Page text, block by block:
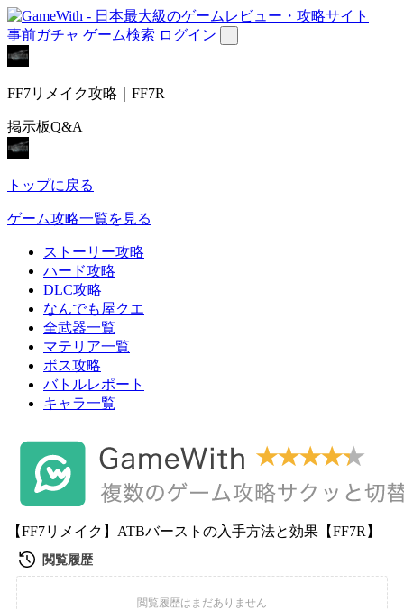
事前ガチャ ゲーム検索 ログイン
FF7リメイク攻略｜FF7R
掲示板Q&A
トップに戻る
ゲーム攻略一覧を見る
ストーリー攻略
ハード攻略
DLC攻略
なんでも屋クエ
全武器一覧
マテリア一覧
ボス攻略
バトルレポート
キャラ一覧
【FF7リメイク】ATBバーストの入手方法と効果【FF7R】